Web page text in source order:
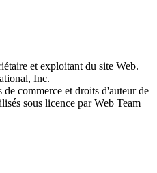
et exploitant du site Web.
Inc.
de commerce et droits d'auteur de
sous licence par Web Team